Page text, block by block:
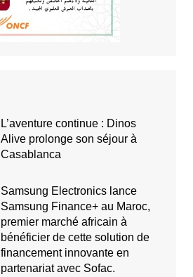
L’aventure continue : Dinos
Alive prolonge son séjour à
Casablanca
Samsung Electronics lance
Samsung Finance+ au Maroc,
premier marché africain à
bénéficier de cette solution de
financement innovante en
partenariat avec Sofac.